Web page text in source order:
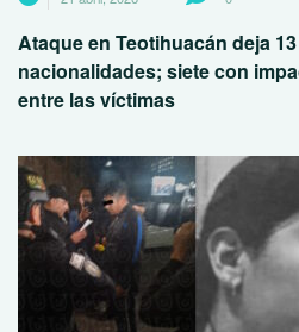
Ataque en Teotihuacán deja
nacionalidades; siete con
entre las víctimas